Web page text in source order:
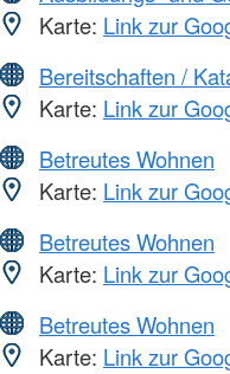
Karte: Link zur
Bereitschaften /
Karte: Link zur
Betreutes Wohnen
Karte: Link zur
Betreutes Wohnen
Karte: Link zur
Betreutes Wohnen
Karte: Link zur